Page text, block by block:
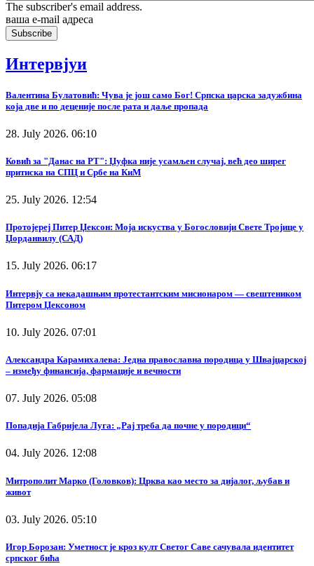
The subscriber's email address.
ваша е-mail адреса
Интервјуи
Валентина Булатовић: Чува је још само Бог! Српска царска задужбина
која две и по деценије после рата и даље пропада
28. July 2026. 06:10
Ковић за "Данас на РТ": Џуфка није усамљен случај, већ део ширег
притиска на СПЦ и Србе на КиМ
25. July 2026. 12:54
Протојереј Питер Џексон: Моја искуства у Богословији Свете Тројице у
Џорданвилу (САД)
15. July 2026. 06:17
Интервју са некадашњим протестантским мисионаром — свештеником
Питером Џексоном
10. July 2026. 07:01
Александра Карамихалева: Једна православна породица у Швајцарској
– између финансија, фармације и вечности
07. July 2026. 05:08
Попадија Габријела Луга: „Рај треба да почне у породици“
04. July 2026. 12:08
Митрополит Марко (Головков): Црква као место за дијалог, љубав и
живот
03. July 2026. 05:10
Игор Борозан: Уметност је кроз култ Светог Саве сачувала идентитет
српског бића